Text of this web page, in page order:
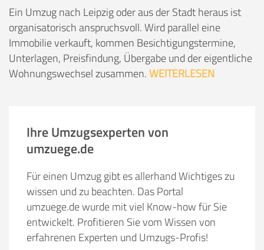
Ein Umzug nach Leipzig oder aus der Stadt heraus ist
organisatorisch anspruchsvoll. Wird parallel eine
Immobilie verkauft, kommen Besichtigungstermine,
Unterlagen, Preisfindung, Übergabe und der eigentliche
Wohnungswechsel zusammen.WEITERLESEN
Ihre Umzugsexperten von
umzuege.de
Für einen Umzug gibt es allerhand Wichtiges zu
wissen und zu beachten. Das Portal
umzuege.de wurde mit viel Know-how für Sie
entwickelt. Profitieren Sie vom Wissen von
erfahrenen Experten und Umzugs-Profis!